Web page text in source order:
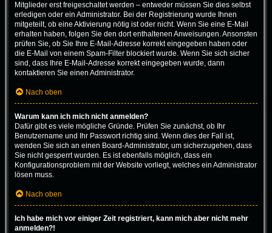
Mitglieder erst freigeschaltet werden – entweder müssen Sie dies selbst
erledigen oder ein Administrator. Bei der Registrierung wurde Ihnen
mitgeteilt, ob eine Aktivierung nötig ist oder nicht. Wenn Sie eine E-Mail
erhalten haben, folgen Sie den dort enthaltenen Anweisungen. Ansonsten
prüfen Sie, ob Sie Ihre E-Mail-Adresse korrekt eingegeben haben oder
die E-Mail von einem Spam-Filter blockiert wurde. Wenn Sie sich sicher
sind, dass Ihre E-Mail-Adresse korrekt eingegeben wurde, dann
kontaktieren Sie einen Administrator.
Nach oben
Warum kann ich mich nicht anmelden?
Dafür gibt es viele mögliche Gründe. Prüfen Sie zunächst, ob Ihr
Benutzername und Ihr Passwort richtig sind. Wenn dies der Fall ist,
wenden Sie sich an einen Board-Administrator, um sicherzugehen, dass
Sie nicht gesperrt wurden. Es ist ebenfalls möglich, dass ein
Konfigurationsproblem mit der Website vorliegt, welches ein Administrator
lösen muss.
Nach oben
Ich habe mich vor einiger Zeit registriert, kann mich aber nicht mehr
anmelden?!